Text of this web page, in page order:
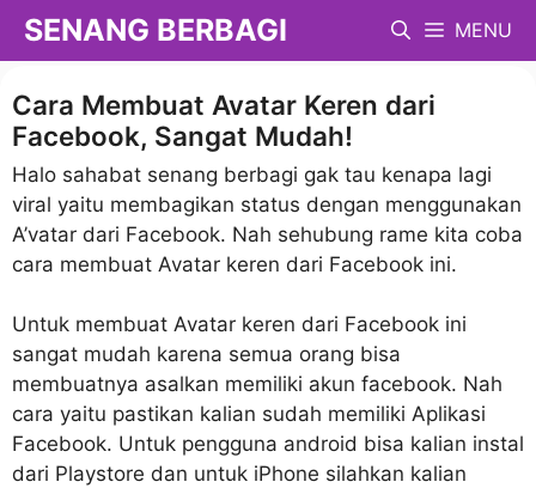
Langsung
SENANG BERBAGI MENU
Cara Membuat Avatar Keren dari
Facebook, Sangat Mudah!
Halo sahabat senang berbagi gak tau kenapa lagi
viral yaitu membagikan status dengan menggunakan
A’vatar dari Facebook. Nah sehubung rame kita coba
cara membuat Avatar keren dari Facebook ini.
Untuk membuat Avatar keren dari Facebook ini
sangat mudah karena semua orang bisa
membuatnya asalkan memiliki akun facebook. Nah
cara yaitu pastikan kalian sudah memiliki Aplikasi
Facebook. Untuk pengguna android bisa kalian instal
dari Playstore dan untuk iPhone silahkan kalian